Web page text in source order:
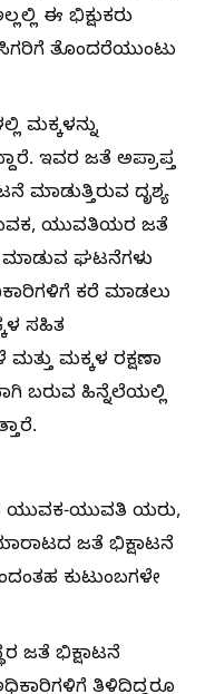
ಈ ಭಿಕ್ಷುಕರು
ತೊಂದರೆಯುಂಟು
ಮಕ್ಕಳನ್ನು
ಇವರ ಜತೆ ಅಪ್ರಾಪ್ತ
ಮಾಡುತ್ತಿರುವ ದೃಶ್ಯ
ಯುವತಿಯರ ಜತೆ
ಮಾಡುವ ಘಟನೆಗಳು
ಕರೆ ಮಾಡಲು
ಸಹಿತ
ಮಕ್ಕಳ ರಕ್ಷಣಾ
ಬರುವ ಹಿನ್ನೆಲೆಯಲ್ಲಿ
ಯುವಕ-ಯುವತಿ ಯರು,
ಜತೆ ಭಿಕ್ಷಾಟನೆ
ಕುಟುಂಬಗಳೇ
ಜತೆ ಭಿಕ್ಷಾಟನೆ